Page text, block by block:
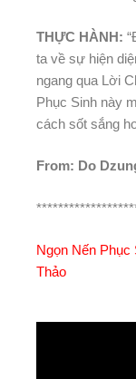
THỰC HÀNH:
ta về sự hiện
ngang qua Lời
Phục Sinh này
cách sốt sắng
From: Do
Ngọn Nến Phục
Thảo